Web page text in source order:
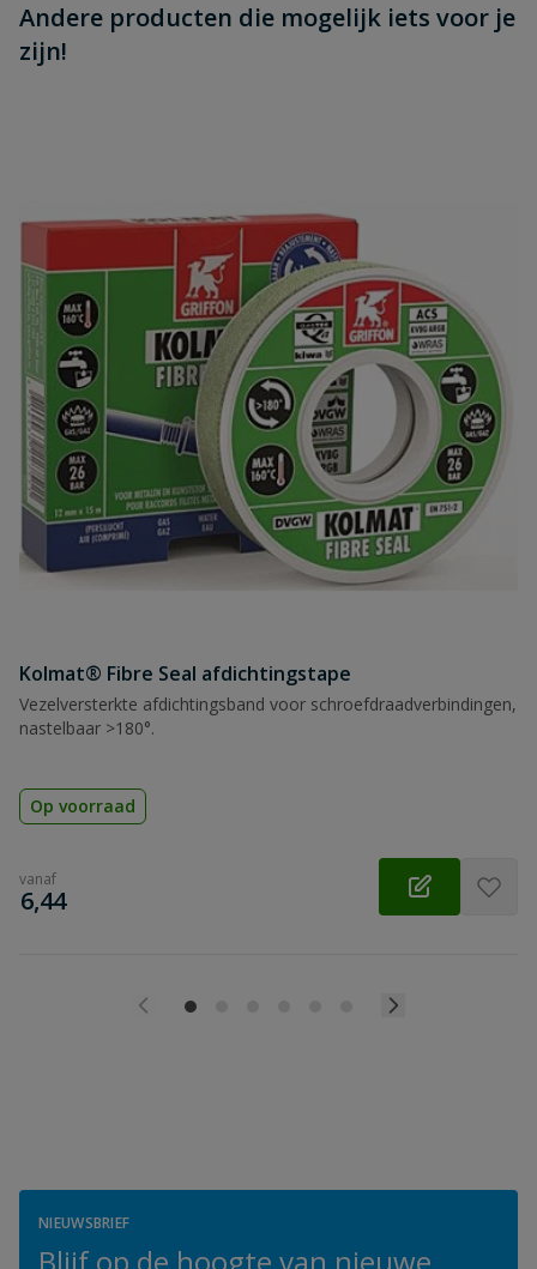
Andere producten die mogelijk iets voor je
zijn!
Kolmat® Fibre Seal afdichtingstape
Vezelversterkte afdichtingsband voor schroefdraadverbindingen,
nastelbaar >180°.
Op voorraad
vanaf
€
6,44
NIEUWSBRIEF